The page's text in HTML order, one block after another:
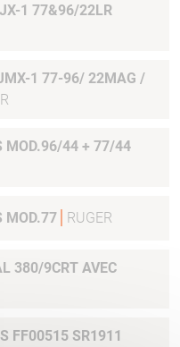
1 77&96/22LR
1 77-96/ 22MAG /
CHARGEUR 44MAG 4CPS MOD.96/44 + 77/44
MOD.77 RUGER
380/9CRT AVEC
CHARGEUR 45AUTO 7CPS FF00515 SR1911